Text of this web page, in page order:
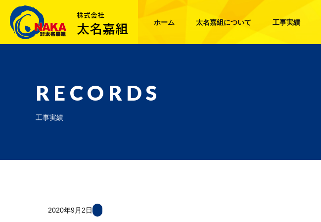
ホーム 太名嘉組について 工事実績
RECORDS
工事実績
2020年9月2日